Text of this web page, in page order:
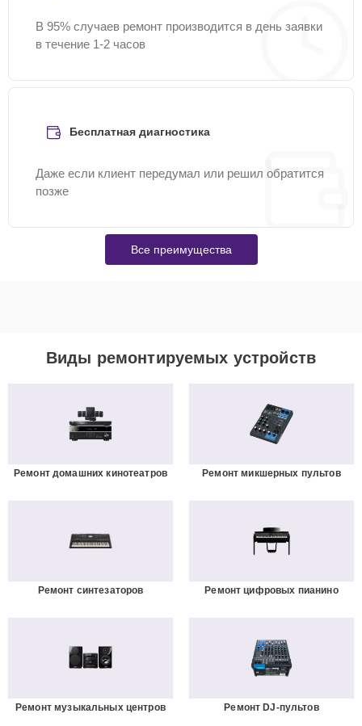
В 95% случаев ремонт производится в день заявки
в течение 1-2 часов
Бесплатная диагностика
Даже если клиент передумал или решил обратится
позже
Все преимущества
Виды ремонтируемых устройств
Ремонт домашних кинотеатров Ремонт микшерных пультов
Ремонт синтезаторов Ремонт цифровых пианино
Ремонт музыкальных центров Ремонт DJ-пультов